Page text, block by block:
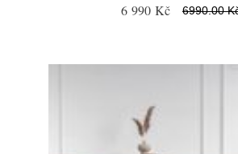
6 990 Kč 6990.00